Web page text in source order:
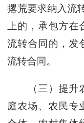
撂荒要求纳入流
上的，承包方
流转合同的，发
流转合同。
（三）提
庭农场、农民专